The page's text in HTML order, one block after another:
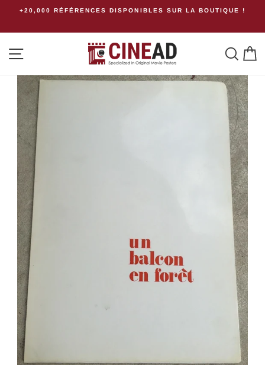
Passer+20,000 RÉFÉRENCES DISPONIBLES SUR LA BOUTIQUE !